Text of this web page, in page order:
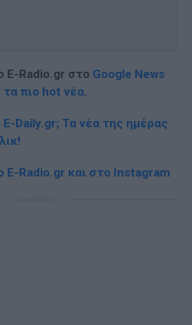
E-Radio.gr στο Google News
τα πιο hot νέα.
Daily.gr; Τα νέα της ημέρας
E-Radio.gr και στο Instagram